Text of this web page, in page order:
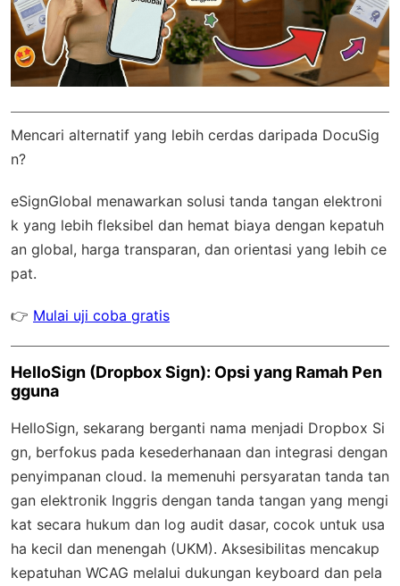
Mencari alternatif yang lebih cerdas daripada DocuSig
n?
eSignGlobal menawarkan solusi tanda tangan elektroni
k yang lebih fleksibel dan hemat biaya dengan kepatuh
an global, harga transparan, dan orientasi yang lebih ce
pat.
👉 Mulai uji coba gratis
HelloSign (Dropbox Sign): Opsi yang Ramah Pen
gguna
HelloSign, sekarang berganti nama menjadi Dropbox Si
gn, berfokus pada kesederhanaan dan integrasi dengan
penyimpanan cloud. Ia memenuhi persyaratan tanda tan
gan elektronik Inggris dengan tanda tangan yang mengi
kat secara hukum dan log audit dasar, cocok untuk usa
ha kecil dan menengah (UKM). Aksesibilitas mencakup
kepatuhan WCAG melalui dukungan keyboard dan pela